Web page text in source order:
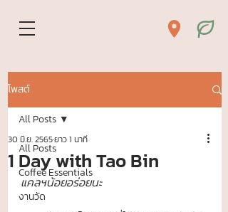
โพสต์
All Posts
Coffee Essentials
งานวัด
All Posts
1 Day with Tao Bin
30 มิ.ย. 2565ยาว 1 นาที
แคลฯน้อยอร่อยนะ